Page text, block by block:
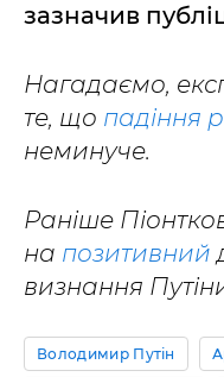
зазначив
Нагадаємо,
те, що падіння
неминуче.
Раніше
на позитивний
визнання
Володимир Путін